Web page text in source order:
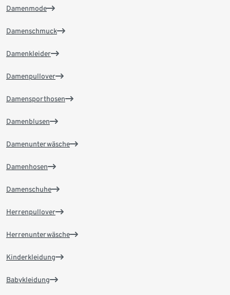
Damenmode
Damenschmuck
Damenkleider
Damenpullover
Damensporthosen
Damenblusen
Damenunterwäsche
Damenhosen
Damenschuhe
Herrenpullover
Herrenunterwäsche
Kinderkleidung
Babykleidung